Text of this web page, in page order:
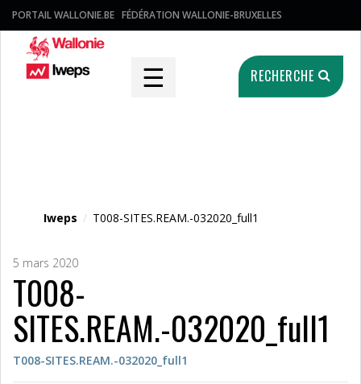
PORTAIL WALLONIE.BE FÉDÉRATION WALLONIE-BRUXELLES
☰ RECHERCHE
Iweps / T008-SITES.REAM.-032020_full1
5 mars 2020
T008-
SITES.REAM.-032020_full1
T008-SITES.REAM.-032020_full1